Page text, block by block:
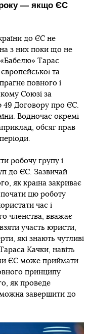
року — якщо ЄС
до ЄС не
з них поки що не
Тарас
та
повного і
Союзі за
49 Договору про ЄС.
Водночас окремі
обсяг прав
робочу групу і
до ЄС. Зазвичай
як країна закриває
цю роботу
час і
членства, вважає
участь юристи,
які знають чутливі
Качки, навіть
ЄС може приймати
принципу
як проведе
завершити до